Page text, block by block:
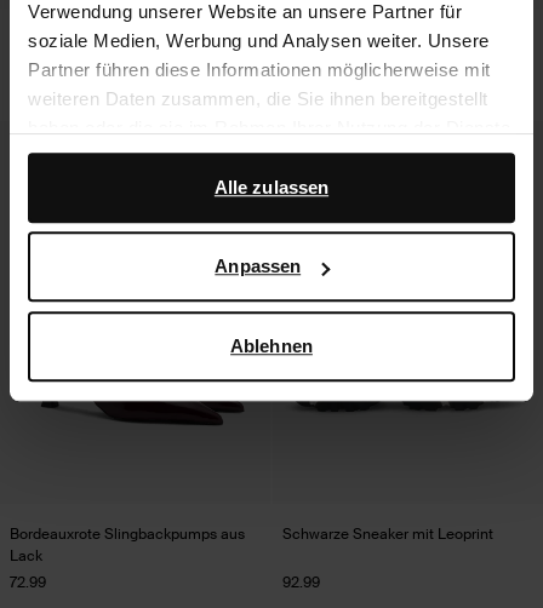
Verwendung unserer Website an unsere Partner für
soziale Medien, Werbung und Analysen weiter. Unsere
Partner führen diese Informationen möglicherweise mit
weiteren Daten zusammen, die Sie ihnen bereitgestellt
gesammelt haben.
Darüber hinaus arbeiten wir mit Google zu Werbe- und
darüber, wie Google Ihre personenbezogenen Daten
verwendet, finden Sie auf derSeite zur geschäftlichen
Alle zulassen
Anpassen
Ablehnen
Taupefarbene Veloursleder-Slipper
Beigefarbene Veloursleder-
Cowboystiefel mit Umschlag
217.00
108.50
Bordeauxrote Slingbackpumps aus
Lack
72.99
Schwarze Sneaker mit Leoprint
92.99